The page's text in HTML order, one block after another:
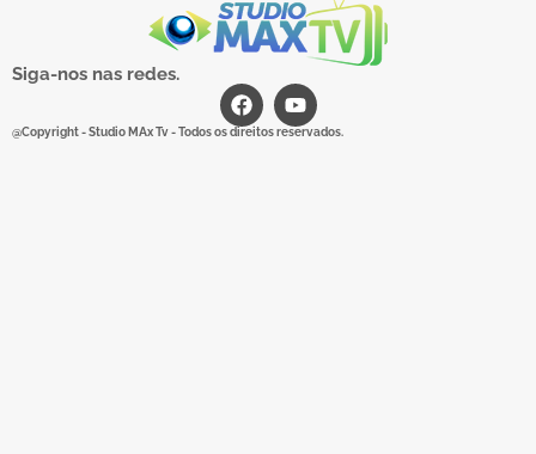
Siga-nos nas redes.
@Copyright - Studio MAx Tv - Todos os direitos reservados.